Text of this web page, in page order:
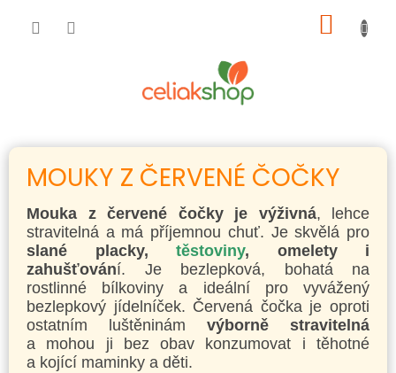
KOŠÍK
MOUKY Z ČERVENÉ ČOČKY
Mouka z červené čočky je výživná, lehce
stravitelná a má příjemnou chuť. Je skvělá pro
slané placky, těstoviny, omelety i
zahušťování. Je bezlepková, bohatá na
rostlinné bílkoviny a ideální pro vyvážený
bezlepkový jídelníček. Červená čočka je oproti
ostatním luštěninám výborně stravitelná
a mohou ji bez obav konzumovat i těhotné
a kojící maminky a děti.